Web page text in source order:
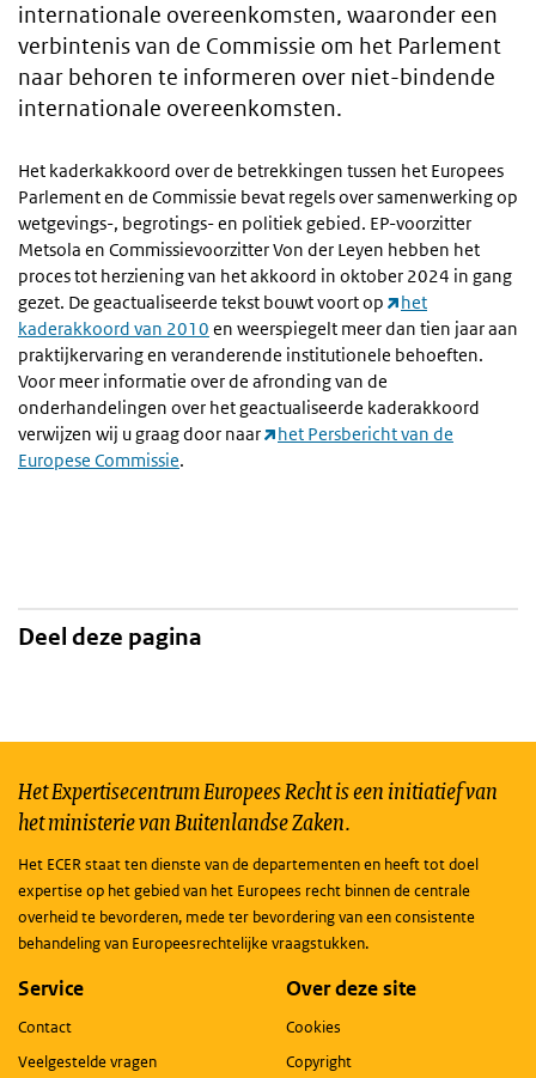
internationale overeenkomsten, waaronder een
verbintenis van de Commissie om het Parlement
naar behoren te informeren over niet-bindende
internationale overeenkomsten.
Het kaderkakkoord over de betrekkingen tussen het Europees
Parlement en de Commissie bevat regels over samenwerking op
wetgevings-, begrotings- en politiek gebied. EP-voorzitter
Metsola en Commissievoorzitter Von der Leyen hebben het
proces tot herziening van het akkoord in oktober 2024 in gang
gezet. De geactualiseerde tekst bouwt voort op
het
kaderakkoord van 2010 en weerspiegelt meer dan tien jaar aan
praktijkervaring en veranderende institutionele behoeften.
Voor meer informatie over de afronding van de
onderhandelingen over het geactualiseerde kaderakkoord
verwijzen wij u graag door naar
het Persbericht van de
Europese Commissie.
Deel deze pagina
Het Expertisecentrum Europees Recht is een initiatief van
het ministerie van Buitenlandse Zaken.
Het ECER staat ten dienste van de departementen en heeft tot doel
expertise op het gebied van het Europees recht binnen de centrale
overheid te bevorderen, mede ter bevordering van een consistente
behandeling van Europeesrechtelijke vraagstukken.
Service
Contact
Veelgestelde vragen
Over deze site
Cookies
Copyright